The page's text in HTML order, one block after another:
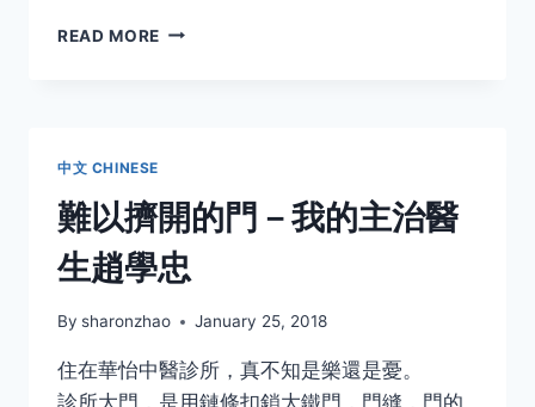
READ MORE 信
生
《愛
心
篇》
中文 CHINESE
難以擠開的門－我的主治醫
生趙學忠
By sharonzhao January 25, 2018
住在華怡中醫診所，真不知是樂還是憂。